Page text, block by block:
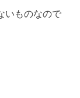
いものなので